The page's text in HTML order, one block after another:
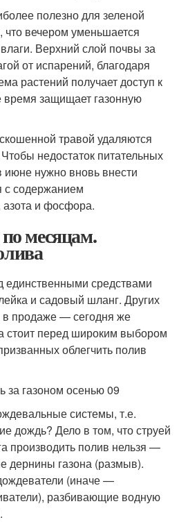
полезно для зеленой
что вечером уменьшается
Верхний слой почвы за
от испарений, благодаря
растений получает доступ к
время защищает газонную
травой удаляются
недостаток питательных
нужно вновь внести
с содержанием
азота и фосфора.
месяцам.
единственными средствами
и садовый шланг. Других
в продаже — сегодня же
стоит перед широким выбором
облегчить полив
системы, т.е.
дождь? Дело в том, что струей
производить полив нельзя —
дернины газона (размыв).
(иначе —
разбивающие водную